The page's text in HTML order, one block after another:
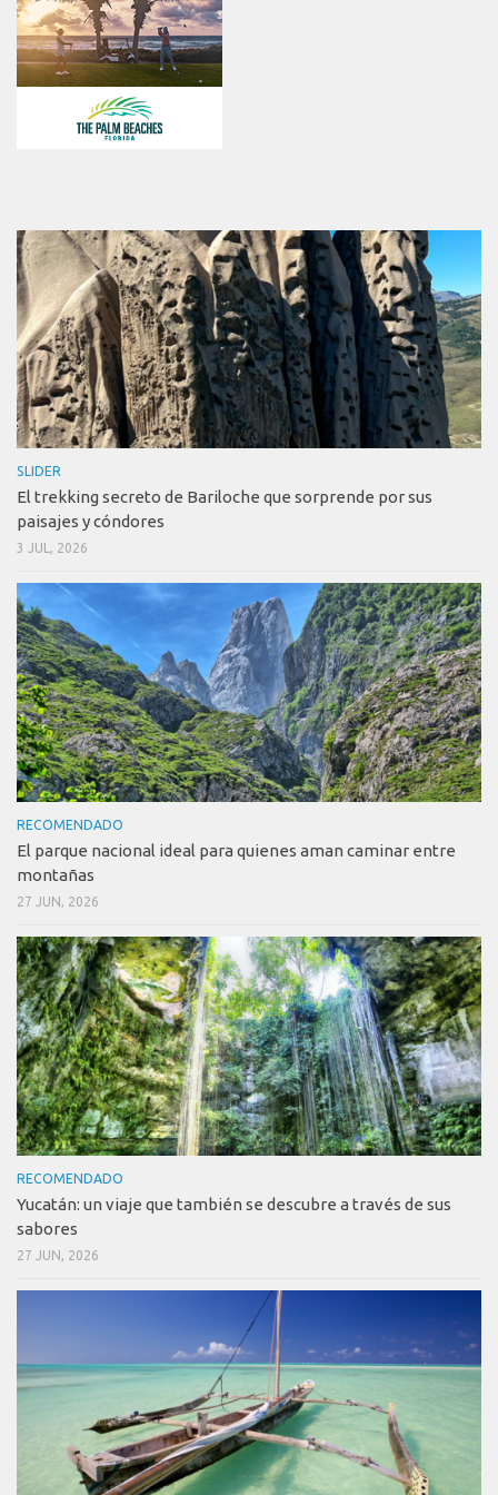
SLIDER
El trekking secreto de Bariloche que sorprende por sus
paisajes y cóndores
3 JUL, 2026
RECOMENDADO
El parque nacional ideal para quienes aman caminar entre
montañas
27 JUN, 2026
RECOMENDADO
Yucatán: un viaje que también se descubre a través de sus
sabores
27 JUN, 2026